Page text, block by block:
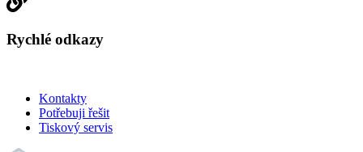
Rychlé odkazy
Kontakty
Potřebuji řešit
Tiskový servis